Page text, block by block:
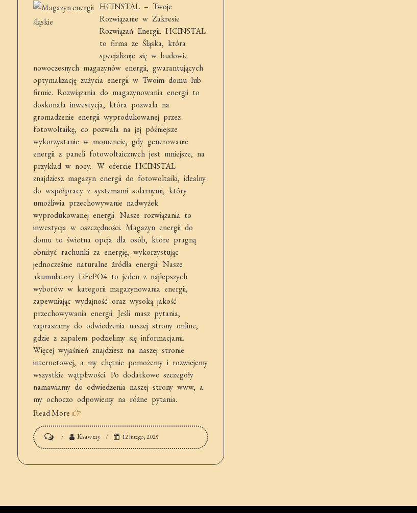
HCINSTAL – Twoje
Rozwiązanie w Zakresie
Rozwiązań Energii. HCINSTAL
to firma ze Śląska, która
specjalizuje się w budowie
nowoczesnych magazynów energii, gwarantujących
optymalizację zużycia energii w Twoim domu lub
firmie. Rozwiązania do magazynowania energii to
doskonała inwestycja, która pozwala na
gromadzenie energii wyprodukowanej przez
fotowoltaikę, co pozwala na jej późniejsze
wykorzystanie w momencie, gdy generowanie
energii z paneli fotowoltaicznych jest mniejsze, na
przykład w nocy.. W ofercie HCINSTAL
znajdziesz magazyn energii do fotowoltaiki, idealny
do współpracy z systemami solarnymi, który
umożliwia przechowywanie nadwyżek
wyprodukowanej energii. Nasze rozwiązania to
inwestycja w oszczędności. Magazyn energii do
domu to świetna opcja dla osób, które pragną
obniżyć rachunki za energię, wykorzystując
jednocześnie naturalne źródła energii. Nasze
akumulatory LiFePO4 to jeden z najlepszych
wyborów w kategorii magazynowania energii,
zapewniając wydajność oraz wysoką jakość
przechowywania energii. Jeśli masz pytania,
zapraszamy do odwiedzenia naszej strony online,
gdzie z zapałem podzielimy się informacjami.
Więcej wyjaśnień znajdziesz na naszej stronie
internetowej, a my chętnie pomożemy i rozwiejemy
wszystkie wątpliwości. Po dodatkowe szczegóły
namawiamy do odwiedzenia naszej strony www, a
my ochoczo odpowiemy na różne pytania.
Read More
Magazyn
energii
Ksawery 12 lutego, 2025